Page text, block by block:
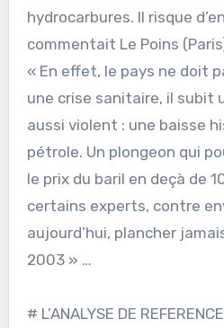
hydrocarbures. Il risque
commentait Le Poins
« En effet, le pays ne doit
une crise sanitaire, il subit
aussi violent : une baisse
pétrole. Un plongeon qui
le prix du baril en deçà de
certains experts, contre
aujourd’hui, plancher
2003 » …
# L’ANALYSE DE